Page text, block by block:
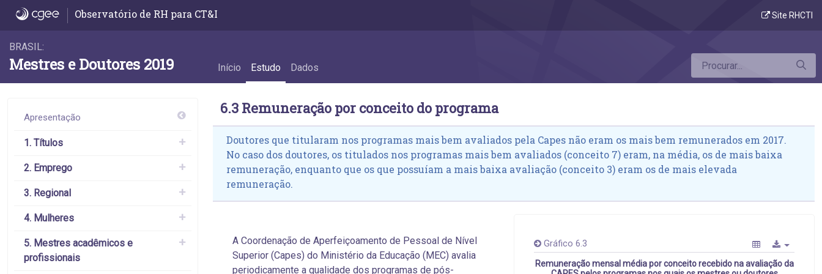
6.3 Remuneração por conceito do programa - 6.3 Remuneração por conceito do programa
Observatório de RH para CT&I Site RHCTI
BRASIL:
Mestres e Doutores 2019 Início Estudo Dados
Apresentação
1. Títulos
2. Emprego
3. Regional
4. Mulheres
5. Mestres acadêmicos e
profissionais
6.3 Remuneração por conceito do programa
Doutores que titularam nos programas mais bem avaliados pela Capes não eram os mais bem remunerados em 2017.
No caso dos doutores, os titulados nos programas mais bem avaliados (conceito 7) eram, na média, os de mais baixa
remuneração, enquanto que os que possuíam a mais baixa avaliação (conceito 3) eram os de mais elevada
remuneração.
A Coordenação de Aperfeiçoamento de Pessoal de Nível
Superior (Capes) do Ministério da Educação (MEC) avalia
periodicamente a qualidade dos programas de pós-
Gráfico 6.3
Remuneração mensal média por conceito recebido na avaliação da